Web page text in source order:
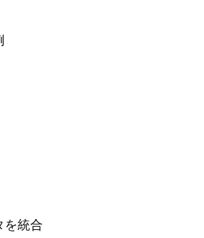
を統合